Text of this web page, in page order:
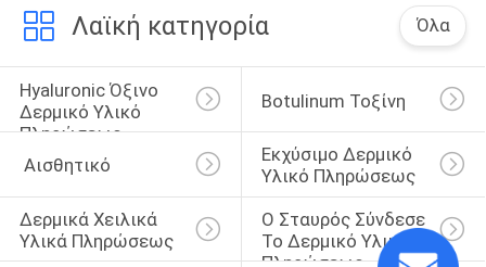
Λαϊκή κατηγορία Όλα
Hyaluronic Όξινο
Δερμικό Υλικό
Πληρώσεως
Botulinum Τοξίνη
Αισθητικό
Εκχύσιμο Δερμικό
Υλικό Πληρώσεως
Δερμικά Χειλικά
Υλικά Πληρώσεως
Ο Σταυρός Σύνδεσε
Το Δερμικό Υλικό